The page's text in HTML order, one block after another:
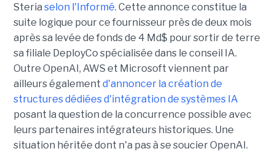
Steria selon l'Informé. Cette annonce constitue la
suite logique pour ce fournisseur près de deux mois
après sa levée de fonds de 4 Md$ pour sortir de terre
sa filiale DeployCo spécialisée dans le conseil IA.
Outre OpenAI, AWS et Microsoft viennent par
ailleurs également d'annoncer la création de
structures dédiées d'intégration de systèmes IA
posant la question de la concurrence possible avec
leurs partenaires intégrateurs historiques. Une
situation héritée dont n'a pas à se soucier OpenAI.